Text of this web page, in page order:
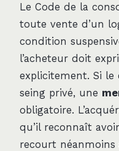
Le Code de la
toute vente d’un
condition
l’acheteur doit
explicitement. Si le
seing privé, une
obligatoire.
qu’il reconnaît
recourt